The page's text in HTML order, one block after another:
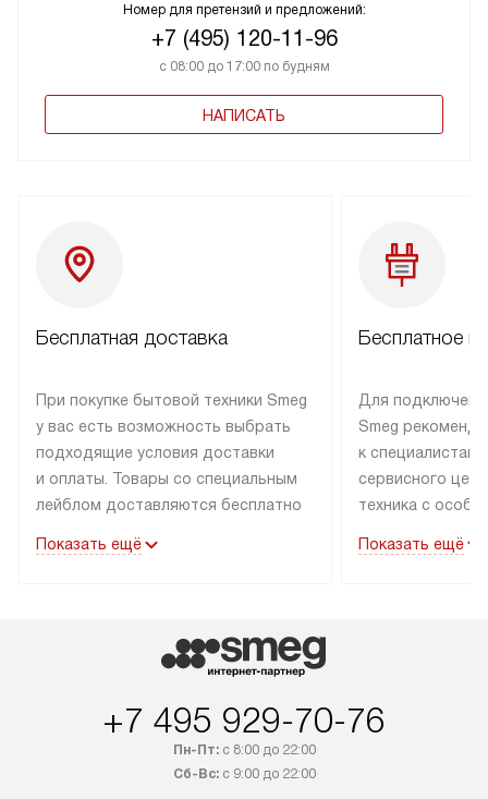
Номер для претензий и предложений:
+7 (495) 120-11-96
с 08:00 до 17:00 по будням
НАПИСАТЬ
Бесплатная доставка
При покупке бытовой техники Smeg
у вас есть возможность выбрать
подходящие условия доставки
и оплаты. Товары со специальным
лейблом доставляются бесплатно
до подъезда. Доставка за пределы
маркировку «в наличии», может
быть отправлен покупателю
в Санкт-Петербург и другие
транспортные компании. После
Показать ещё
Бесплатное
Для
Smeg
к специалистам
сервисного
техника с
коммуникациям.
подключения к
Показать ещё
+7 495 929-70-76
Пн-Пт:с 8:00 до 22:00
Сб-Вс:с 9:00 до 22:00